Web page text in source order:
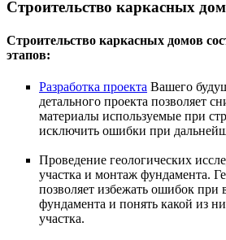
Строительство каркасных
Строительство каркасных домов
этапов:
Разработка проекта Вашего
детального проекта позволяет
материалы используемые при
исключить ошибки при
Проведение геологических
участка и монтаж фундамента.
позволяет избежать ошибок при
фундамента и понять какой из
участка.